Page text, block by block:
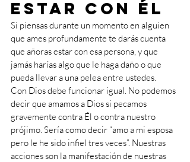
estar con Él
Si piensas durante un momento en alguien
que ames profundamente te darás cuenta
que añoras estar con esa persona, y que
jamás harías algo que le haga daño o que
pueda llevar a una pelea entre ustedes.
Con Dios debe funcionar igual. No podemos
decir que amamos a Dios si pecamos
gravemente contra Él o contra nuestro
prójimo. Sería como decir “amo a mi esposa
pero le he sido infiel tres veces”. Nuestras
acciones son la manifestación de nuestras